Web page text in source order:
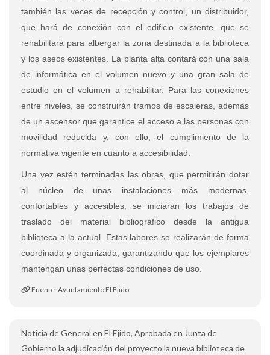
también las veces de recepción y control, un distribuidor,
que hará de conexión con el edificio existente, que se
rehabilitará para albergar la zona destinada a la biblioteca
y los aseos existentes. La planta alta contará con una sala
de informática en el volumen nuevo y una gran sala de
estudio en el volumen a rehabilitar. Para las conexiones
entre niveles, se construirán tramos de escaleras, además
de un ascensor que garantice el acceso a las personas con
movilidad reducida y, con ello, el cumplimiento de la
normativa vigente en cuanto a accesibilidad.
Una vez estén terminadas las obras, que permitirán dotar
al núcleo de unas instalaciones más modernas,
confortables y accesibles, se iniciarán los trabajos de
traslado del material bibliográfico desde la antigua
biblioteca a la actual. Estas labores se realizarán de forma
coordinada y organizada, garantizando que los ejemplares
mantengan unas perfectas condiciones de uso.
Fuente: Ayuntamiento El Ejido
Noticia de General en El Ejido, Aprobada en Junta de
Gobierno la adjudicación del proyecto la nueva biblioteca de